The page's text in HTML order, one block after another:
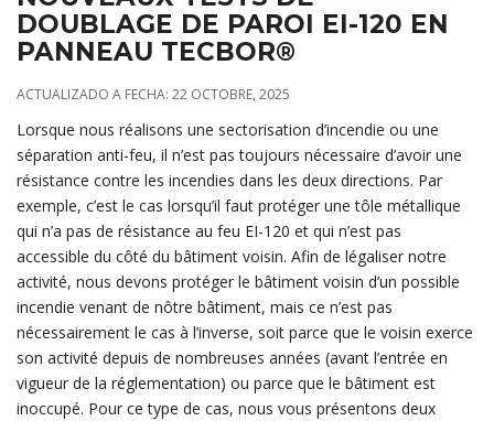
DOUBLAGE DE PAROI EI-120 EN
PANNEAU TECBOR®
ACTUALIZADO A FECHA: 22 OCTOBRE, 2025
Lorsque nous réalisons une sectorisation d’incendie ou une
séparation anti-feu, il n’est pas toujours nécessaire d’avoir une
résistance contre les incendies dans les deux directions. Par
exemple, c’est le cas lorsqu’il faut protéger une tôle métallique
qui n’a pas de résistance au feu EI-120 et qui n’est pas
accessible du côté du bâtiment voisin. Afin de légaliser notre
activité, nous devons protéger le bâtiment voisin d’un possible
incendie venant de nôtre bâtiment, mais ce n’est pas
nécessairement le cas à l’inverse, soit parce que le voisin exerce
son activité depuis de nombreuses années (avant l’entrée en
vigueur de la réglementation) ou parce que le bâtiment est
inoccupé. Pour ce type de cas, nous vous présentons deux